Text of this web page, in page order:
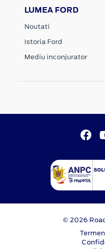
LUMEA FORD
Noutati
Istoria Ford
Mediu inconjurator
© 2026